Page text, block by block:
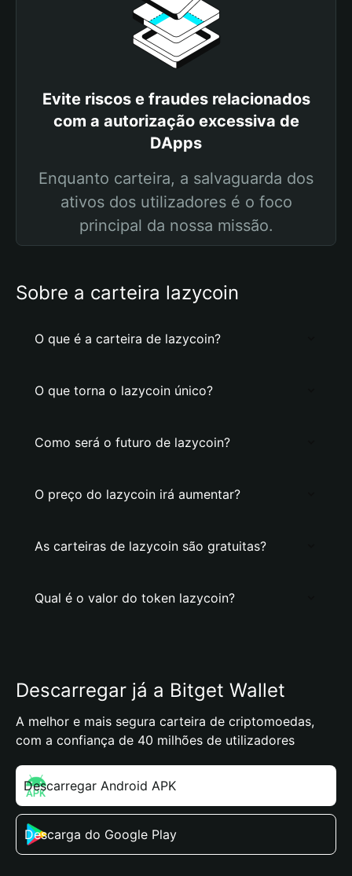
Evite riscos e fraudes relacionados
com a autorização excessiva de
DApps
Enquanto carteira, a salvaguarda dos
ativos dos utilizadores é o foco
principal da nossa missão.
Sobre a carteira lazycoin
O que é a carteira de lazycoin?
O que torna o lazycoin único?
Como será o futuro de lazycoin?
O preço do lazycoin irá aumentar?
As carteiras de lazycoin são gratuitas?
Qual é o valor do token lazycoin?
Descarregar já a Bitget Wallet
A melhor e mais segura carteira de criptomoedas,
com a confiança de 40 milhões de utilizadores
Descarregar Android APK
Descarga do Google Play